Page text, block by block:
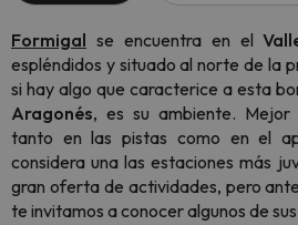
Formigal se encuentra en el
espléndidos y situado al norte de la
si hay algo que caracterice a esta
Aragonés, es su ambiente. Mejor
tanto en las pistas como en el
considera una las estaciones más
gran oferta de actividades, pero
te invitamos a conocer algunos de